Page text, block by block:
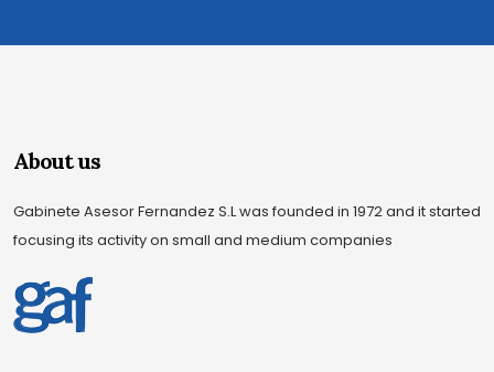
About us
Gabinete Asesor Fernandez S.L was founded in 1972 and it started
focusing its activity on small and medium companies